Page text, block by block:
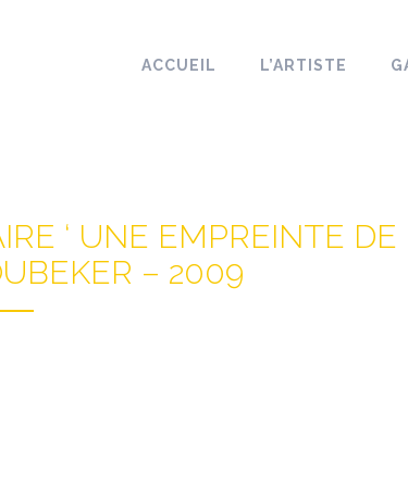
ACCUEIL L’ARTISTE
‘ UNE EMPREINTE DE
– 2009